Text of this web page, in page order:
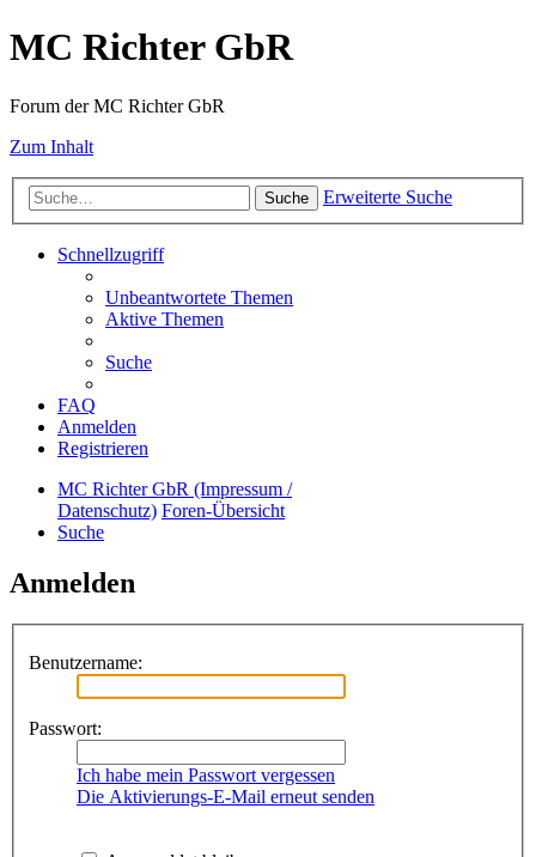
MC Richter GbR
Forum der MC Richter GbR
Zum Inhalt
Suche Erweiterte Suche
Schnellzugriff
Unbeantwortete Themen
Aktive Themen
Suche
FAQ
Anmelden
Registrieren
MC Richter GbR (Impressum /
Datenschutz) Foren-Übersicht
Suche
Anmelden
Benutzername:
Passwort:
Ich habe mein Passwort vergessen
Die Aktivierungs-E-Mail erneut senden